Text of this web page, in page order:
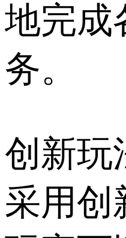
地完成
务。
创新玩
采用创